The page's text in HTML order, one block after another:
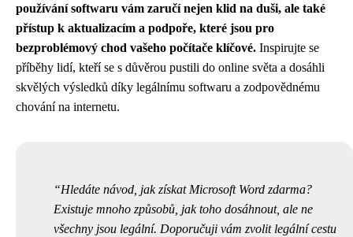
používání softwaru vám zaručí nejen klid na duši, ale také
přístup k aktualizacím a podpoře, které jsou pro
bezproblémový chod vašeho počítače klíčové. Inspirujte se
příběhy lidí, kteří se s důvěrou pustili do online světa a dosáhli
skvělých výsledků díky legálnímu softwaru a zodpovědnému
chování na internetu.
Hledáte návod, jak získat Microsoft Word zdarma?
Existuje mnoho způsobů, jak toho dosáhnout, ale ne
všechny jsou legální. Doporučuji vám zvolit legální cestu